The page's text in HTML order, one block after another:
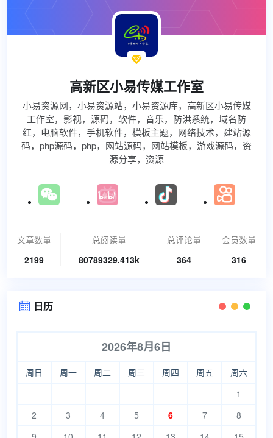

高新区小易传媒工作室
小易资源网，小易资源站，小易资源库，高新区小易传媒
工作室，影视，源码，软件，音乐，防洪系统，域名防
红，电脑软件，手机软件，模板主题，网络技术，建站源
码，php源码，php，网站源码，网站模板，游戏源码，资
源分享，资源
文章数量
2199
总阅读量
80789329.413k
总评论量
364
会员数量
316
 日历
2026年8月6日
周日 周一 周二 周三 周四 周五
周六
1
2
3 4 5 6 7
8